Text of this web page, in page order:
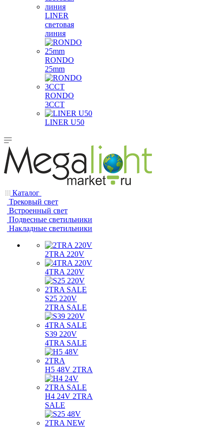
LINER
световая
линия
RONDO
25mm
RONDO
3CCT
LINER U50
Каталог
Трековый свет
Встроенный свет
Подвесные светильники
Накладные светильники
2TRA 220V
4TRA 220V
S25 220V
2TRA SALE
S39 220V
4TRA SALE
H5 48V 2TRA
H4 24V 2TRA
SALE